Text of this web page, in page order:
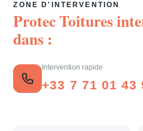
ZONE D'INTERVENTION
Protec Toitures
dans :
Intervention rapide
+33 7 71 01 43